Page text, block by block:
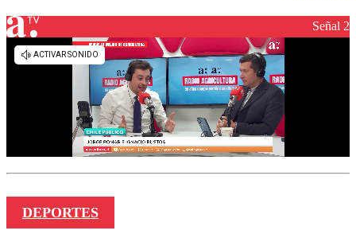
Señal 2
DEPORTES